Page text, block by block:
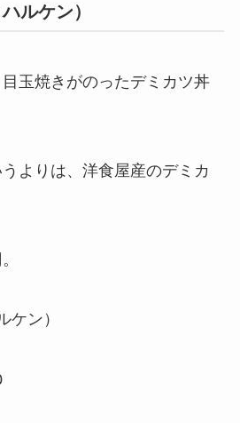
ルケン）
玉焼きがのったデミカツ丼
よりは、洋食屋産のデミカ
ケン）